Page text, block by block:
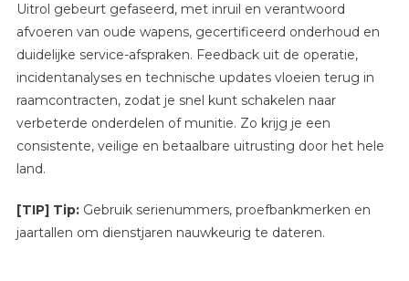
Uitrol gebeurt gefaseerd, met inruil en verantwoord
afvoeren van oude wapens, gecertificeerd onderhoud en
duidelijke service-afspraken. Feedback uit de operatie,
incidentanalyses en technische updates vloeien terug in
raamcontracten, zodat je snel kunt schakelen naar
verbeterde onderdelen of munitie. Zo krijg je een
consistente, veilige en betaalbare uitrusting door het hele
land.
[TIP] Tip:Gebruik serienummers, proefbankmerken en
jaartallen om dienstjaren nauwkeurig te dateren.